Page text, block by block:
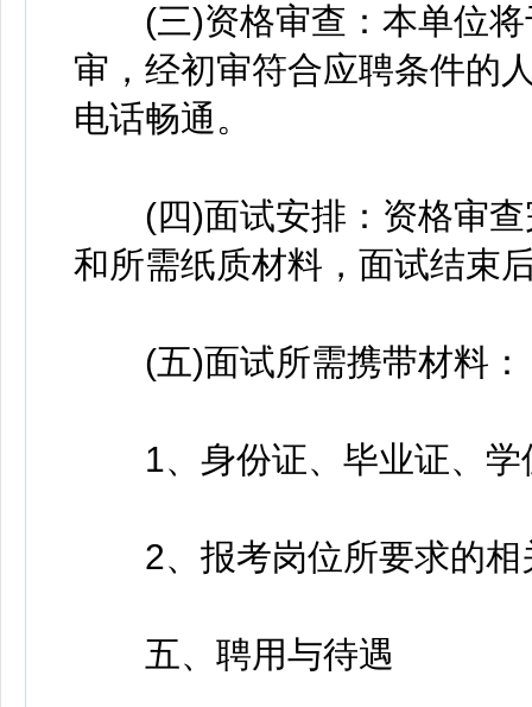
(三)资格审查：本单位将
审，经初审符合应聘条件的
电话畅通。
(四)面试安排：资格审查
和所需纸质材料，面试结束
(五)面试所需携带材料：
1、身份证、毕业证、学
2、报考岗位所要求的相
五、聘用与待遇